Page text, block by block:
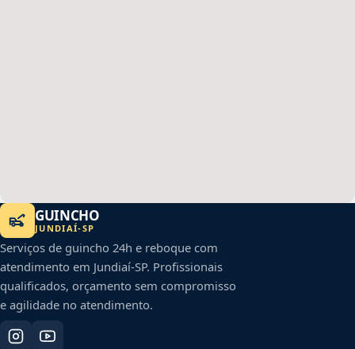
GUINCHO
JUNDIAÍ-SP
Serviços de guincho 24h e reboque com
atendimento em Jundiaí-SP. Profissionais
qualificados, orçamento sem compromisso
e agilidade no atendimento.